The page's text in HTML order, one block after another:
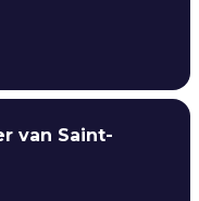
van Saint-